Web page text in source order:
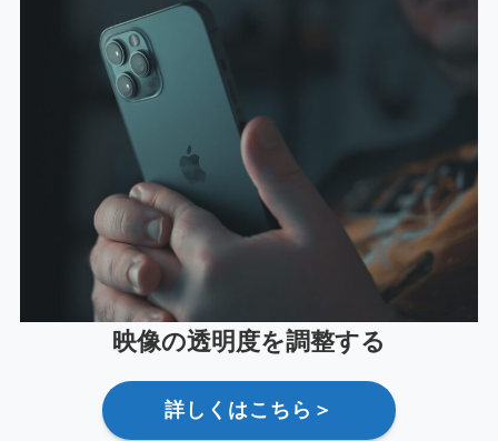
映像の透明度を調整する
詳しくはこちら＞